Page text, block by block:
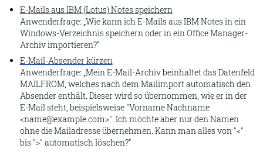
Zuletzt hinzugefügt
Erweitert
Zwischenablage
Markierte
Kontakte
Freigeben
1.3. Erstellen
E-Mails aus IBM (Lotus) Notes speichern
Anwenderfrage: Wie kann ich E-Mails aus IBM Notes in ein
Windows-Verzeichnis speichern oder in ein Office Manager-
Archiv importieren?
E-Mail-Absender kürzen
Anwenderfrage: Mein E-Mail-Archiv beinhaltet das Datenfeld
MAILFROM, welches nach dem Mailimport automatisch den
Absender enthält. Dieser wird so übernommen, wie er in der
E-Mail steht, beispielsweise "Vorname Nachname
<name@example.com>". Ich möchte aber nur den Namen
ohne die Mailadresse übernehmen. Kann man alles von "<"
bis ">" automatisch löschen?